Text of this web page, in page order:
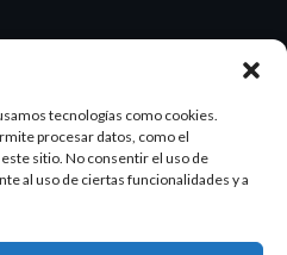
tecnologías como cookies.
procesar datos, como el
sitio. No consentir el uso de
al uso de ciertas funcionalidades y a